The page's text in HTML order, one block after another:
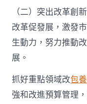
（二）突出改革創
改革促發展，激發
生動力，努力推動
展。
抓好重點領域改包養
強和改進預算管理